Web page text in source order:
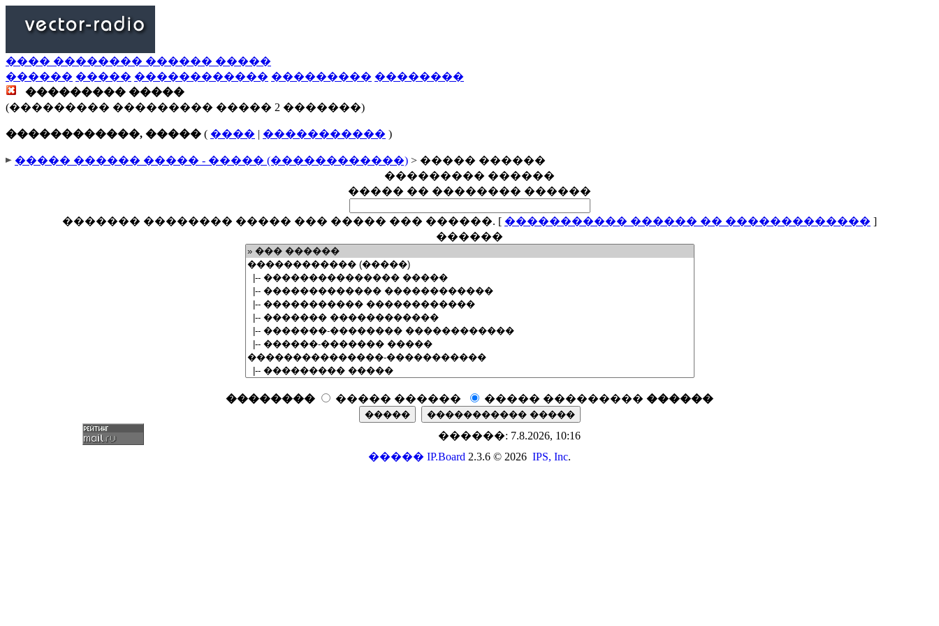
���� �������� ������ �����
������ ����� ������������ ��������� ��������
��������� �����
(��������� ��������� ����� 2 �������)
������������, ����� ( ���� | ����������� )
����� ������ ����� - ����� (������������) > ����� ������
��������� ������
����� �� �������� ������
������� �������� ����� ��� ����� ��� ������. [ ����������� ������ �� ������������� ]
������
�������� ����� ������ ����� ��������� ������
������: 7.8.2026, 10:16
����� IP.Board 2.3.6 © 2026 IPS, Inc.